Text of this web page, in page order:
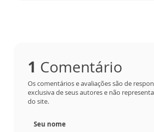
1 Comentário
Os comentários e avaliações são de
exclusiva de seus autores e não
do site.
Seu nome